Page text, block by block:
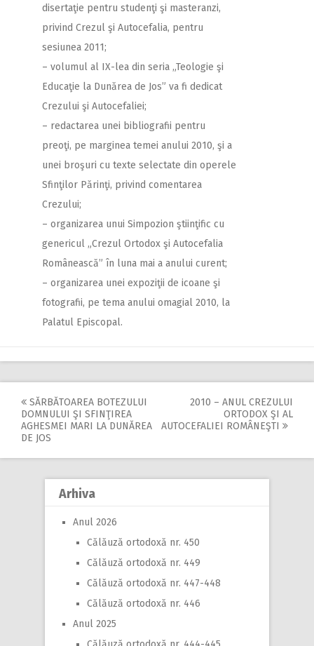
disertaţie pentru studenţi şi masteranzi,
privind Crezul şi Autocefalia, pentru
sesiunea 2011;
– volumul al IX-lea din seria „Teologie şi
Educaţie la Dunărea de Jos” va fi dedicat
Crezului şi Autocefaliei;
– redactarea unei bibliografii pentru
preoţi, pe marginea temei anului 2010, şi a
unei broşuri cu texte selectate din operele
Sfinţilor Părinţi, privind comentarea
Crezului;
– organizarea unui Simpozion ştiinţific cu
genericul „Crezul Ortodox şi Autocefalia
Românească” în luna mai a anului curent;
– organizarea unei expoziţii de icoane şi
fotografii, pe tema anului omagial 2010, la
Palatul Episcopal.
Post
navigation
SĂRBĂTOAREA BOTEZULUI
DOMNULUI ŞI SFINŢIREA
AGHESMEI MARI LA DUNĂREA
DE JOS
2010 – ANUL CREZULUI
ORTODOX ŞI AL
AUTOCEFALIEI ROMÂNEŞTI
Arhiva
Anul 2026
Călăuză ortodoxă nr. 450
Călăuză ortodoxă nr. 449
Călăuză ortodoxă nr. 447-448
Călăuză ortodoxă nr. 446
Anul 2025